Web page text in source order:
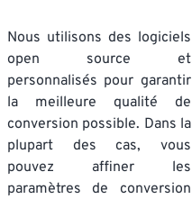
Nous utilisons des logiciels
open source et
personnalisés pour garantir
la meilleure qualité de
conversion possible. Dans la
plupart des cas, vous
pouvez affiner les
paramètres de conversion